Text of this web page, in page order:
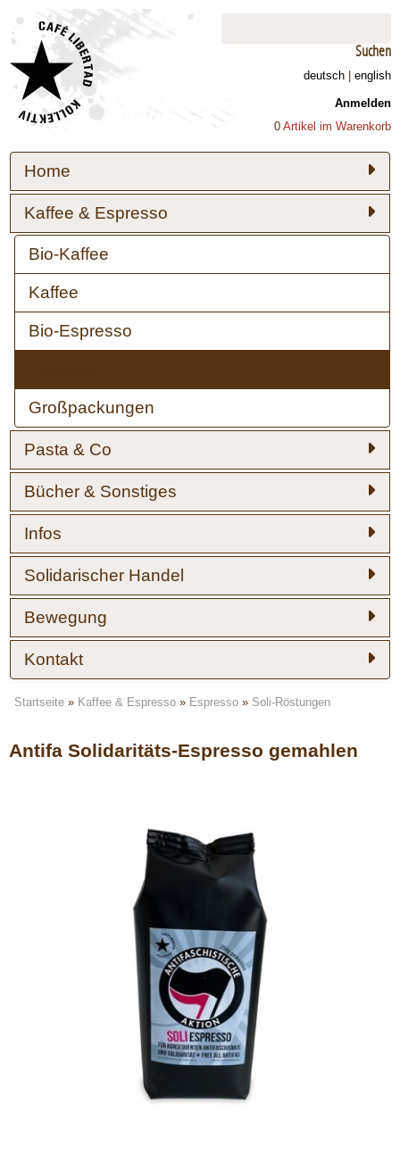
Suchen
deutsch english
Anmelden
0 Artikel im Warenkorb
Home
Kaffee & Espresso
Bio-Kaffee
Kaffee
Bio-Espresso
Großpackungen
Pasta & Co
Bücher & Sonstiges
Infos
Solidarischer Handel
Bewegung
Kontakt
Startseite » Kaffee & Espresso » Espresso » Soli-Röstungen
Antifa Solidaritäts-Espresso gemahlen